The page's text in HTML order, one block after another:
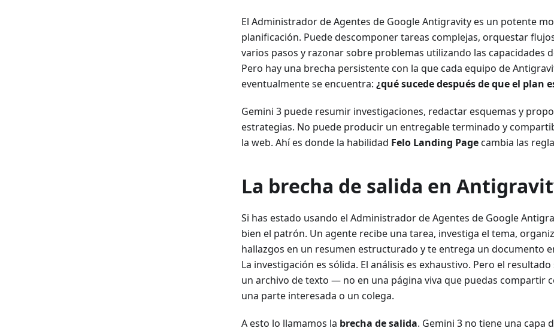
El Administrador de Agentes de Google Antigravity es un potente
planificación. Puede descomponer tareas complejas, orquestar
varios pasos y razonar sobre problemas utilizando las capacidades
Pero hay una brecha persistente con la que cada equipo de
eventualmente se encuentra: ¿qué sucede después de que el plan
Gemini 3 puede resumir investigaciones, redactar esquemas y
estrategias. No puede producir un entregable terminado y
la web. Ahí es donde la habilidad Felo Landing Pagecambia las
La brecha de salida en
Si has estado usando el Administrador de Agentes de Google
bien el patrón. Un agente recibe una tarea, investiga el tema,
hallazgos en un resumen estructurado y te entrega un documento
La investigación es sólida. El análisis es exhaustivo. Pero el resultado
un archivo de texto — no en una página viva que puedas compartir
una parte interesada o un colega.
A esto lo llamamos la brecha de salida. Gemini 3 no tiene una capa